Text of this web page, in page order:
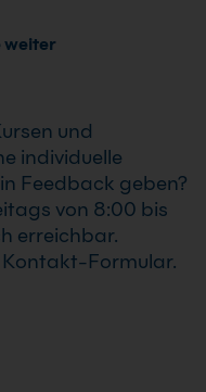
und
an die
weiter
und
individuelle
Feedback geben?
von 8:00 bis
erreichbar.
Formular.